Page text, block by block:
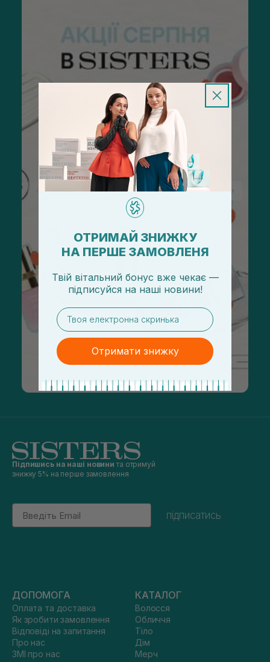
Підпишись на наші новини та отримуй
знижку 5% на перше замовлення
Email
підписатись
ДОПОМОГА
Оплата та доставка
Як зробити замовлення
Відповіді на запитання
Про нас
ЗМІ про нас
КАТАЛОГ
Волосся
Обличчя
Тіло
Дім
Мерч
ОТРИМАЙ ЗНИЖКУ
НА ПЕРШЕ ЗАМОВЛЕНЯ
Твій вітальний бонус вже чекає —
підписуйся на наші новини!
email
Отримати знижку